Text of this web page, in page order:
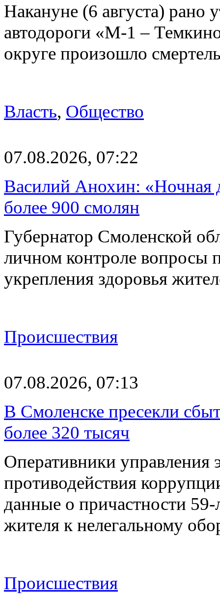
Накануне (6 августа) рано
автодороги «М-1 –
округе произошло
Власть, Общество
07.08.2026, 07:22
Василий Анохин: «Ночная
более 900 смолян
Губернатор Смоленской
личном контроле вопросы
укрепления здоровья
Происшествия
07.08.2026, 07:13
В Смоленске пресекли
более 320 тысяч
Оперативники управления
противодействия
данные о причастности 59-
жителя к нелегальному
Происшествия